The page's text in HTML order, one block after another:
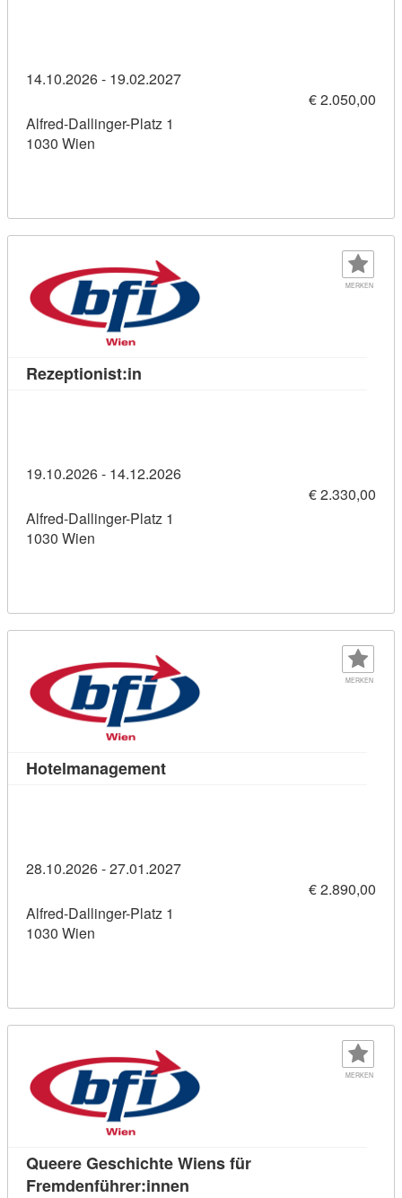
14.10.2026 - 19.02.2027
€ 2.050,00
Alfred-Dallinger-Platz 1
1030 Wien
MERKEN
Rezeptionist:in
19.10.2026 - 14.12.2026
€ 2.330,00
Alfred-Dallinger-Platz 1
1030 Wien
MERKEN
HotelmanagementKursdetail: Hotelmanagement
28.10.2026 - 27.01.2027
€ 2.890,00
Alfred-Dallinger-Platz 1
1030 Wien
MERKEN
Queere Geschichte Wiens für
Fremdenführer:innen